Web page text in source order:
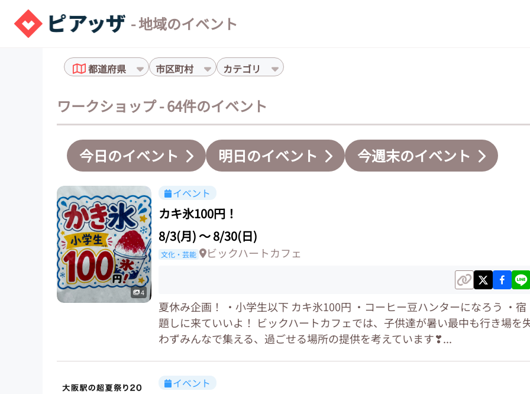
- 地域のイベント
都道府県 市区町村 カテゴリ
ワークショップ - 64件のイベント
今日のイベント 明日のイベント 今週末のイベント
4
イベント
カキ氷100円！
8/3(月)〜8/30(日)
文化・芸能 ビックハートカフェ
夏休み企画！ ・小学生以下 カキ氷100円 ・コーヒー豆ハンターになろう ・宿
題しに来ていいよ！ ビックハートカフェでは、子供達が暑い最中も行き場を
わずみんなで集える、過ごせる場所の提供を考えています❣...
イベント